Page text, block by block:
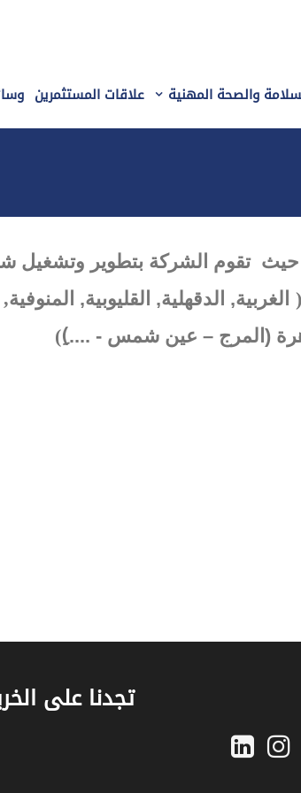
والصحة المهنية علاقات المستثمرين
تقوم الشركة بتطوير وتشغيل
( الغربية, الدقهلية, القليوبية, المنوفية,
(المرج – عين شمس - ....)ِ)
تجدنا على